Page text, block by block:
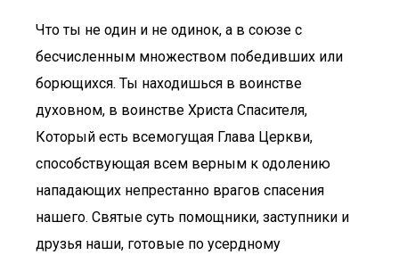
Что ты не один и не одинок, а в союзе с
бесчисленным множеством победивших или
борющихся. Ты находишься в воинстве
духовном, в воинстве Христа Спасителя,
Который есть всемогущая Глава Церкви,
способствующая всем верным к одолению
нападающих непрестанно врагов спасения
нашего. Святые суть помощники, заступники и
друзья наши, готовые по усердному